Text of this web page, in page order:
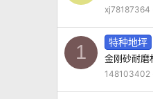
xj78187364
1 特种地坪
金刚砂耐磨
148103402